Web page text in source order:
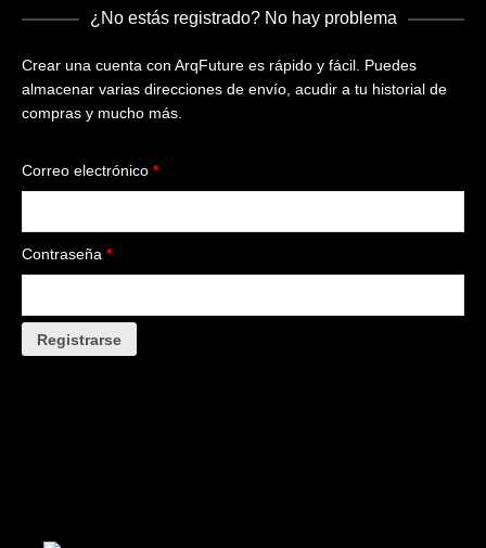
¿No estás registrado? No hay problema
Crear una cuenta con ArqFuture es rápido y fácil. Puedes
almacenar varias direcciones de envío, acudir a tu historial de
compras y mucho más.
Correo electrónico *
Contraseña *
Registrarse